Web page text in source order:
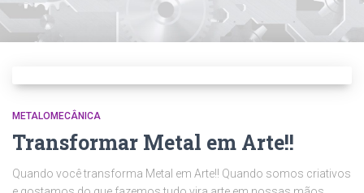
METALOMECÂNICA
Transformar Metal em Arte!!
Quando você transforma Metal em Arte!! Quando somos criativos